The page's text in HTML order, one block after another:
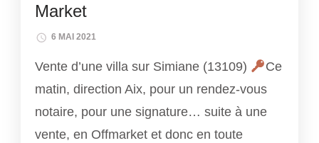
Market
6 MAI 2021
Vente d’une villa sur Simiane (13109)
Ce
matin, direction Aix, pour un rendez-vous
notaire, pour une signature… suite à une
vente, en Offmarket et donc en toute